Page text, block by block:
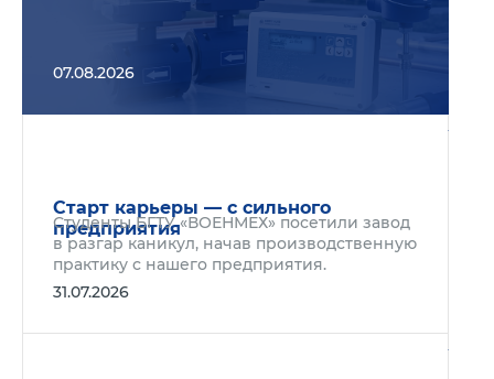
07.08.2026
Старт карьеры — с сильного
предприятия
Студенты БГТУ «ВОЕНМЕХ» посетили завод
в разгар каникул, начав производственную
практику с нашего предприятия.
31.07.2026